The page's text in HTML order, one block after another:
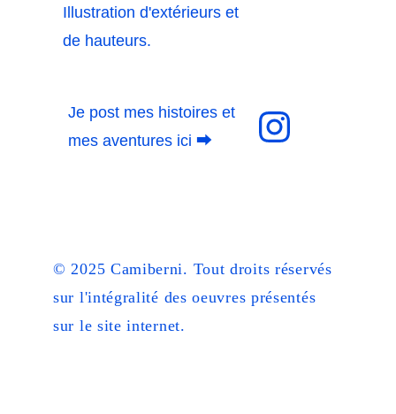
Je post mes histoires et
mes aventures ici ⮕
Illustration d'extérieurs et
de hauteurs.
© 2025 Camiberni. Tout droits réservés
sur l'intégralité des oeuvres présentés
sur le site internet.